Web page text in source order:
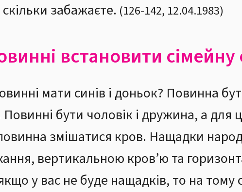
скільки забажаєте. (126-142, 12.04.1983)
встановити
мати синів і доньок? Повинна
Повинні бути чоловік і дружина, а для
змішатися кров. Нащадки
вертикальною кров’ю та
у вас не буде нащадків, то на тому